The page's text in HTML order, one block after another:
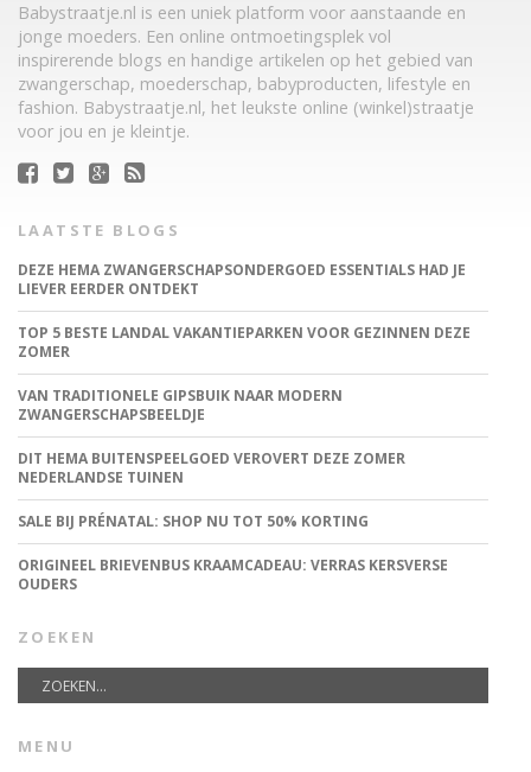
Babystraatje.nl is een uniek platform voor aanstaande en
jonge moeders. Een online ontmoetingsplek vol
inspirerende blogs en handige artikelen op het gebied van
zwangerschap, moederschap, babyproducten, lifestyle en
fashion. Babystraatje.nl, het leukste online (winkel)straatje
voor jou en je kleintje.
LAATSTE BLOGS
DEZE HEMA ZWANGERSCHAPSONDERGOED ESSENTIALS HAD JE
LIEVER EERDER ONTDEKT
TOP 5 BESTE LANDAL VAKANTIEPARKEN VOOR GEZINNEN DEZE
ZOMER
VAN TRADITIONELE GIPSBUIK NAAR MODERN
ZWANGERSCHAPSBEELDJE
DIT HEMA BUITENSPEELGOED VEROVERT DEZE ZOMER
NEDERLANDSE TUINEN
SALE BIJ PRÉNATAL: SHOP NU TOT 50% KORTING
ORIGINEEL BRIEVENBUS KRAAMCADEAU: VERRAS KERSVERSE
OUDERS
ZOEKEN
MENU